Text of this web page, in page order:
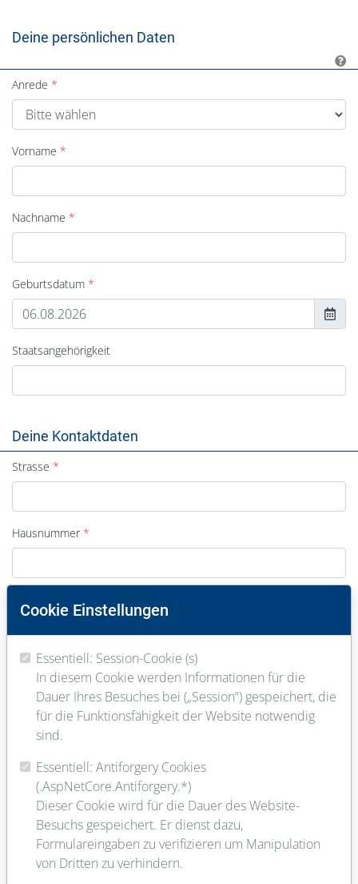
Deine persönlichen Daten
Anrede
Vorname
Nachname
Geburtsdatum
Staatsangehörigkeit
Deine Kontaktdaten
Strasse
Hausnummer
Ort
E-Mail
Telefon
Cookie Einstellungen
Essentiell: Session-Cookie (s)
In diesem Cookie werden Informationen für die
Dauer Ihres Besuches bei („Session“) gespeichert, die
für die Funktionsfähigkeit der Website notwendig
sind.
Essentiell: Antiforgery Cookies
(.AspNetCore.Antiforgery.*)
Dieser Cookie wird für die Dauer des Website-
Besuchs gespeichert. Er dienst dazu,
Formulareingaben zu verifizieren um Manipulation
von Dritten zu verhindern.